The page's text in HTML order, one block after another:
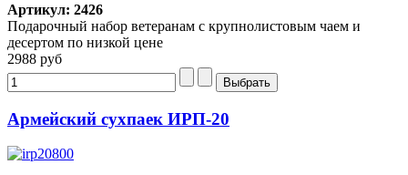
Артикул: 2426
Подарочный набор ветеранам с крупнолистовым чаем и
десертом по низкой цене
2988 руб
Армейский сухпаек ИРП-20